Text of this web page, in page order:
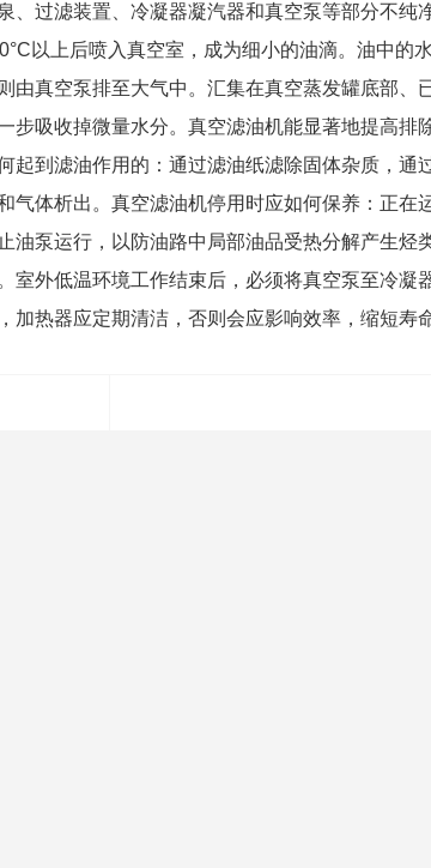
、过滤装置、冷凝器凝汽器和真空泵等部分不纯
以上后喷入真空室，成为细小的油滴。油中的
由真空泵排至大气中。汇集在真空蒸发罐底部、
步吸收掉微量水分。真空滤油机能显著地提高排
起到滤油作用的：通过滤油纸滤除固体杂质，通
气体析出。真空滤油机停用时应如何保养：正在
油泵运行，以防油路中局部油品受热分解产生烃
外低温环境工作结束后，必须将真空泵至冷凝
热器应定期清洁，否则会应影响效率，缩短寿命